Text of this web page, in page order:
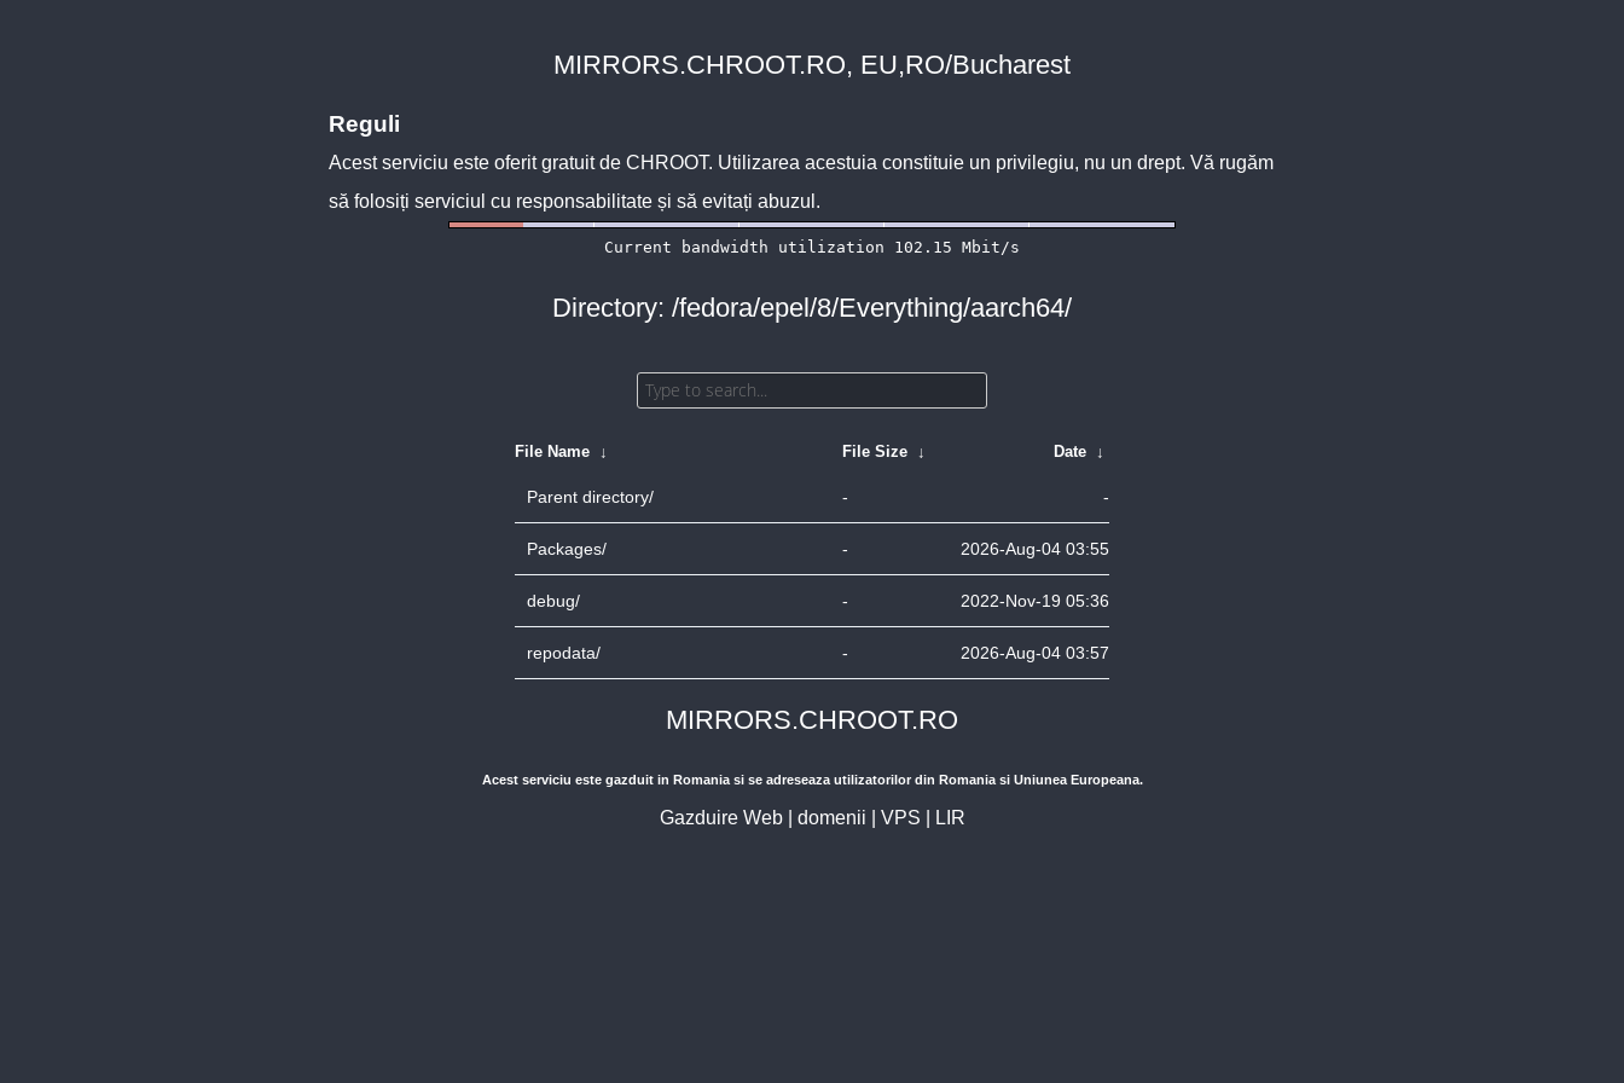
MIRRORS.CHROOT.RO, EU,RO/Bucharest
Reguli
Acest serviciu este oferit gratuit de CHROOT. Utilizarea acestuia constituie un privilegiu, nu un drept. Vă rugăm
să folosiți serviciul cu responsabilitate și să evitați abuzul.
Directory: /fedora/epel/8/Everything/aarch64/
File Name ↓ File Size ↓ Date ↓
Parent directory/ - -
Packages/ - 2026-Aug-04 03:55
debug/ - 2022-Nov-19 05:36
repodata/ - 2026-Aug-04 03:57
MIRRORS.CHROOT.RO
Acest serviciu este gazduit in Romania si se adreseaza utilizatorilor din Romania si Uniunea Europeana.
Gazduire Web| domenii VPS LIR